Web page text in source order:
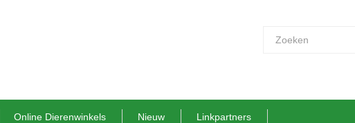
Online Dierenwinkels Nieuw Linkpartners